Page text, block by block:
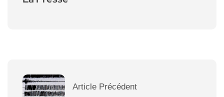
Article Précédent